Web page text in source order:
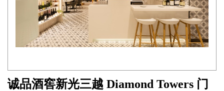
诚品酒窖新光三越 Diamond Towers 门